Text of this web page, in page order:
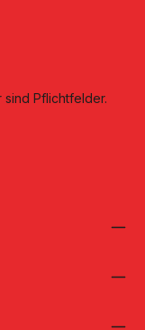
sind Pflichtfelder.